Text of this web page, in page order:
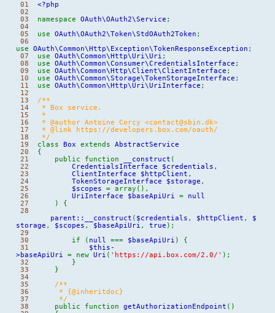
01
<?php
02
03
namespace OAuth\OAuth2\Service ;
04
05
use OAuth\OAuth2\Token\StdOAuth2Token ;
06
use
OAuth\Common\Http\Exception\TokenResponseException ;
07
use OAuth\Common\Http\Uri\Uri ;
08
use OAuth\Common\Consumer\CredentialsInterface ;
09
use OAuth\Common\Http\Client\ClientInterface ;
10
use OAuth\Common\Storage\TokenStorageInterface ;
11
use OAuth\Common\Http\Uri\UriInterface ;
12
13
/**
14
* Box service.
15
*
16
* @author Antoine Corcy <contact@sbin.dk>
17
* @link https://developers.box.com/oauth/
18
*/
19
class Box extends
AbstractService
20
{
21
public function __construct (
22
CredentialsInterface $credentials ,
23
ClientInterface $httpClient ,
24
TokenStorageInterface $storage ,
25
$scopes = array ( ) ,
26
UriInterface $baseApiUri =
null
27
)
{
28
parent :: __construct ( $credentials , $httpClient ,
$
storage , $scopes , $baseApiUri , true ) ;
29
30
if ( null === $baseApiUri )
{
31
$this -
>baseApiUri = new Uri ( 'https://api.box.com/2.0/' ) ;
32
}
33
}
34
35
/**
36
* {@inheritdoc}
37
*/
38
public function getAuthorizationEndpoint ( )